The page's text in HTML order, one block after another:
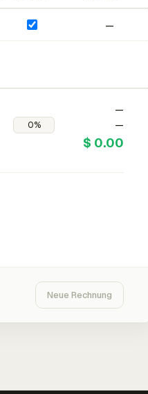
—
—
—
$ 0.00
Neue Rechnung